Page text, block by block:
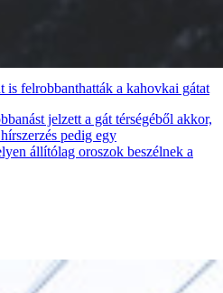
is felrobbanthatták a kahovkai gátat
jelzett a gát térségéből akkor,
pedig egy
állítólag oroszok beszélnek a